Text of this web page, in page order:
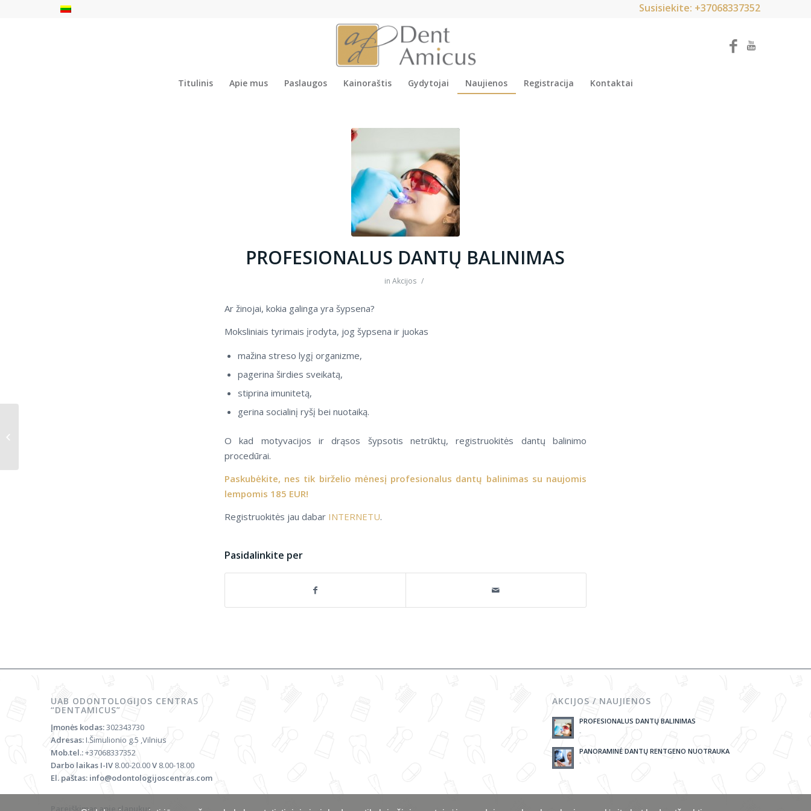
Susisiekite: +37068337352
Titulinis Apie mus Paslaugos Kainoraštis Gydytojai Naujienos Registracija Kontaktai
PROFESIONALUS DANTŲ BALINIMAS
in Akcijos /
Ar žinojai, kokia galinga yra šypsena?
Moksliniais tyrimais įrodyta, jog šypsena ir juokas
mažina streso lygį organizme,
pagerina širdies sveikatą,
stiprina imunitetą,
gerina socialinį ryšį bei nuotaiką.
O kad motyvacijos ir drąsos šypsotis netrūktų, registruokitės dantų balinimo
procedūrai.
Paskubėkite, nes tik birželio mėnesį profesionalus dantų balinimas su naujomis
lempomis 185 EUR!
Registruokitės jau dabar INTERNETU.
Pasidalinkite per
UAB ODONTOLOGIJOS CENTRAS
“DENTAMICUS”
Įmonės kodas:302343730
Adresas:I.Šimulionio g.5 ,Vilnius
Mob.tel.:+37068337352
Darbo laikas I-IV 8.00-20.00V 8.00-18.00
El. paštas:info@odontologijoscentras.com
Pareiškimas apie slapukus
AKCIJOS / NAUJIENOS
PROFESIONALUS DANTŲ BALINIMAS
-
PANORAMINĖ DANTŲ RENTGENO NUOTRAUKA
-